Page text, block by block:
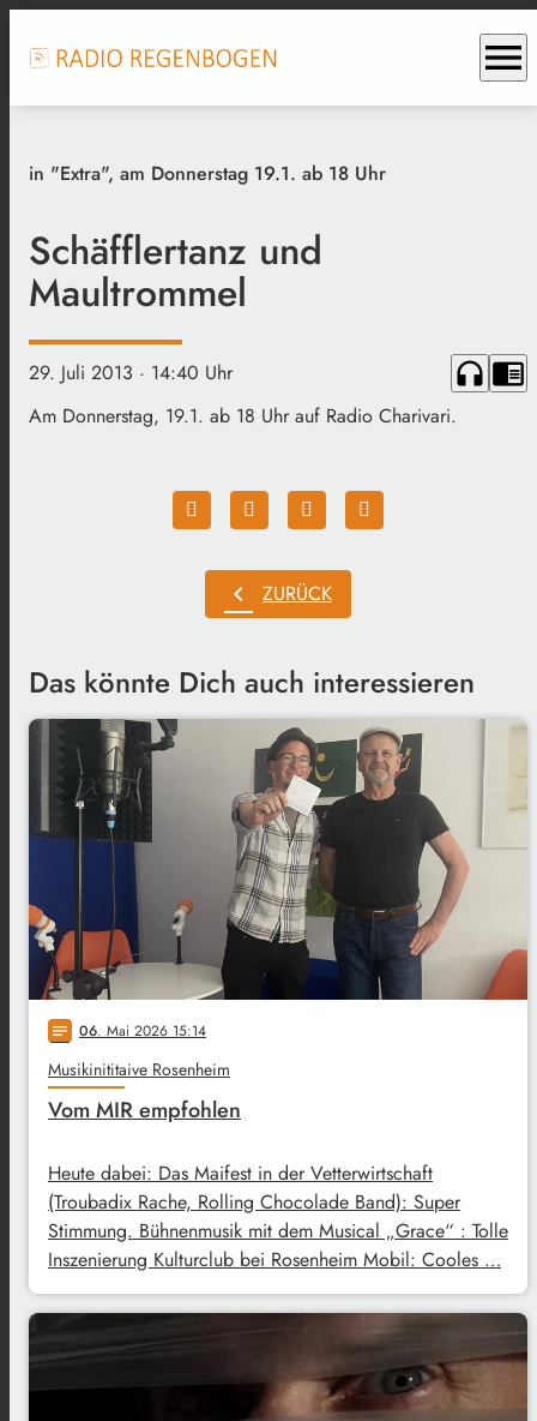
menu
in "Extra", am Donnerstag 19.1. ab 18 Uhr
Schäfflertanz und
Maultrommel
29. Juli 2013 · 14:40 Uhr headphones chrome_reader_mode
Am Donnerstag, 19.1. ab 18 Uhr auf Radio Charivari.
chevron_left ZURÜCK
Das könnte Dich auch interessieren
notes 06. Mai 2026 15:14
Musikinititaive Rosenheim
Vom MIR empfohlen
Heute dabei: Das Maifest in der Vetterwirtschaft
(Troubadix Rache, Rolling Chocolade Band): Super
Stimmung. Bühnenmusik mit dem Musical „Grace“ : Tolle
Inszenierung Kulturclub bei Rosenheim Mobil: Cooles …